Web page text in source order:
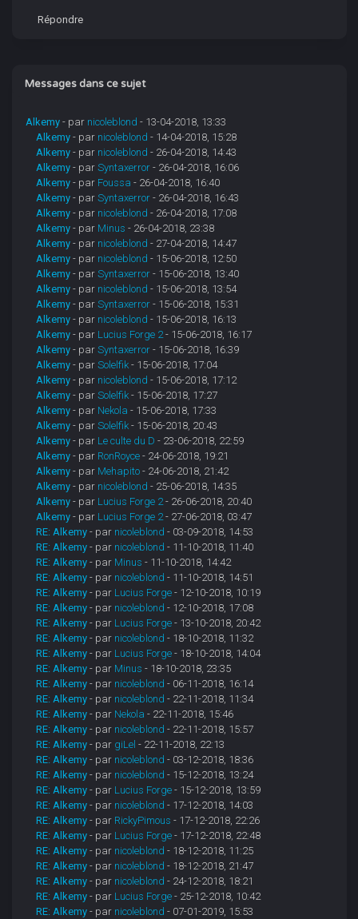
Répondre
Messages dans ce sujet
Alkemy - par nicoleblond - 13-04-2018, 13:33
Alkemy - par nicoleblond - 14-04-2018, 15:28
Alkemy - par nicoleblond - 26-04-2018, 14:43
Alkemy - parSyntaxerror - 26-04-2018, 16:06
Alkemy - par Foussa - 26-04-2018, 16:40
Alkemy - parSyntaxerror - 26-04-2018, 16:43
Alkemy - par nicoleblond - 26-04-2018, 17:08
Alkemy - par Minus - 26-04-2018, 23:38
Alkemy - par nicoleblond - 27-04-2018, 14:47
Alkemy - par nicoleblond - 15-06-2018, 12:50
Alkemy - parSyntaxerror - 15-06-2018, 13:40
Alkemy - par nicoleblond - 15-06-2018, 13:54
Alkemy - parSyntaxerror - 15-06-2018, 15:31
Alkemy - par nicoleblond - 15-06-2018, 16:13
Alkemy - par Lucius Forge 2- 15-06-2018, 16:17
Alkemy - parSyntaxerror - 15-06-2018, 16:39
Alkemy - parSolelfik - 15-06-2018, 17:04
Alkemy - par nicoleblond - 15-06-2018, 17:12
Alkemy - parSolelfik - 15-06-2018, 17:27
Alkemy - par Nekola - 15-06-2018, 17:33
Alkemy - parSolelfik - 15-06-2018, 20:43
Alkemy - par Le culte du D - 23-06-2018, 22:59
Alkemy - par RonRoyce - 24-06-2018, 19:21
Alkemy - par Mehapito - 24-06-2018, 21:42
Alkemy - par nicoleblond - 25-06-2018, 14:35
Alkemy - par Lucius Forge 2- 26-06-2018, 20:40
Alkemy - par Lucius Forge 2- 27-06-2018, 03:47
RE: Alkemy - par nicoleblond - 03-09-2018, 14:53
RE: Alkemy - par nicoleblond - 11-10-2018, 11:40
RE: Alkemy - par Minus - 11-10-2018, 14:42
RE: Alkemy - par nicoleblond - 11-10-2018, 14:51
RE: Alkemy - par Lucius Forge - 12-10-2018, 10:19
RE: Alkemy - par nicoleblond - 12-10-2018, 17:08
RE: Alkemy - par Lucius Forge - 13-10-2018, 20:42
RE: Alkemy - par nicoleblond - 18-10-2018, 11:32
RE: Alkemy - par Lucius Forge - 18-10-2018, 14:04
RE: Alkemy - par Minus - 18-10-2018, 23:35
RE: Alkemy - par nicoleblond - 06-11-2018, 16:14
RE: Alkemy - par nicoleblond - 22-11-2018, 11:34
RE: Alkemy - par Nekola - 22-11-2018, 15:46
RE: Alkemy - par nicoleblond - 22-11-2018, 15:57
RE: Alkemy - par giLel - 22-11-2018, 22:13
RE: Alkemy - par nicoleblond - 03-12-2018, 18:36
RE: Alkemy - par nicoleblond - 15-12-2018, 13:24
RE: Alkemy - par Lucius Forge - 15-12-2018, 13:59
RE: Alkemy - par nicoleblond - 17-12-2018, 14:03
RE: Alkemy - par RickyPimous - 17-12-2018, 22:26
RE: Alkemy - par Lucius Forge - 17-12-2018, 22:48
RE: Alkemy - par nicoleblond - 18-12-2018, 11:25
RE: Alkemy - par nicoleblond - 18-12-2018, 21:47
RE: Alkemy - par nicoleblond - 24-12-2018, 18:21
RE: Alkemy - par Lucius Forge - 25-12-2018, 10:42
RE: Alkemy - par nicoleblond - 07-01-2019, 15:53